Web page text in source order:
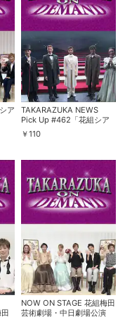
歴を確認できます。履歴
。
される作品の表示制限が可
年齢区分から選択できま
TVを視聴する際のデ
定ができます。
子さまがいても安心で
止、配信先のメールアド
テンツの解約はこちらから
ア
TAKARAZUKA NEWS
Pick Up #462「花組シア
ター・ドラマシティ公演
『For the people —リン
—』突撃レポート」～
2016年2月より～
￥110
NOW ON STAGE 花組梅田
芸術劇場・中日劇場公演